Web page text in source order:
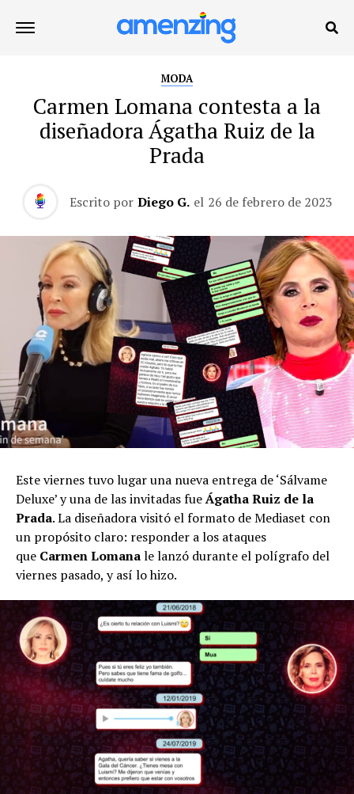
MODA
Carmen Lomana contesta a la
diseñadora Ágatha Ruiz de la
Prada
Escrito por Diego G. el 26 de febrero de 2023
Este viernes tuvo lugar una nueva entrega de ‘Sálvame
Deluxe’ y una de las invitadas fueÁgatha Ruiz de la
Prada. La diseñadora visitó el formato de Mediaset con
un propósito claro: responder a los ataques
que Carmen Lomanale lanzó durante el polígrafo del
viernes pasado, y así lo hizo.